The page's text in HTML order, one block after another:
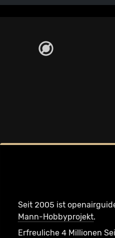
Seit 2005 ist
Mann-Hobbyprojekt.
Erfreuliche 4 Millionen